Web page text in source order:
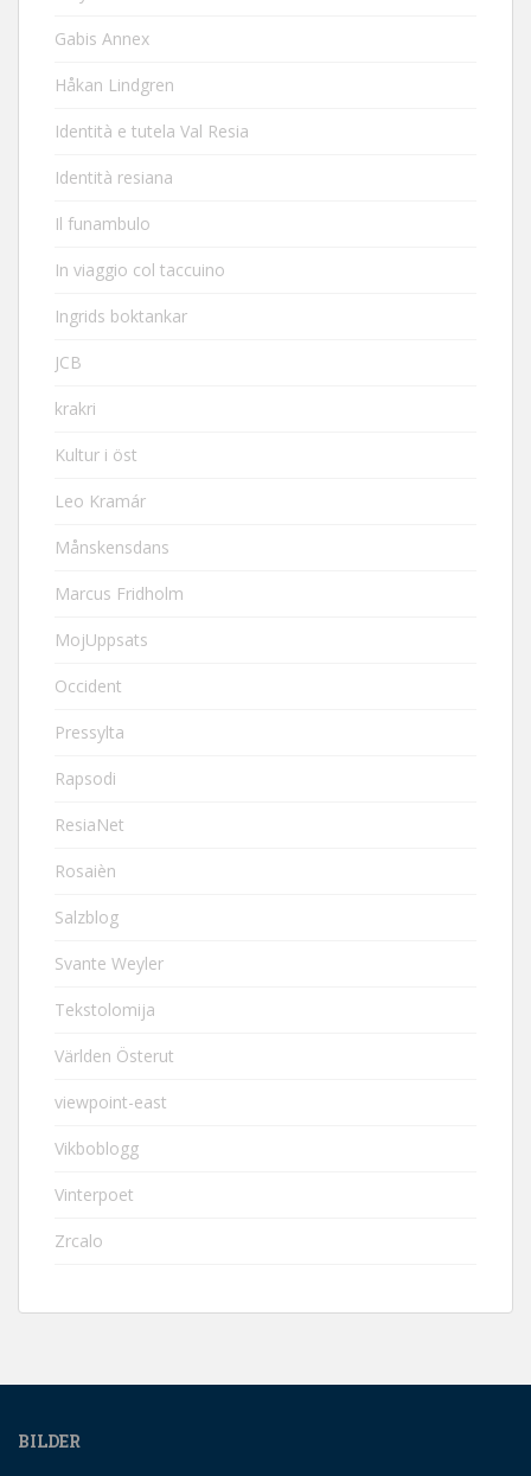
Gabis Annex
Håkan Lindgren
Identità e tutela Val Resia
Identità resiana
Il funambulo
In viaggio col taccuino
Ingrids boktankar
JCB
krakri
Kultur i öst
Leo Kramár
Månskensdans
Marcus Fridholm
MojUppsats
Occident
Pressylta
Rapsodi
ResiaNet
Rosaièn
Salzblog
Svante Weyler
Tekstolomija
Världen Österut
viewpoint-east
Vikboblogg
Vinterpoet
Zrcalo
BILDER